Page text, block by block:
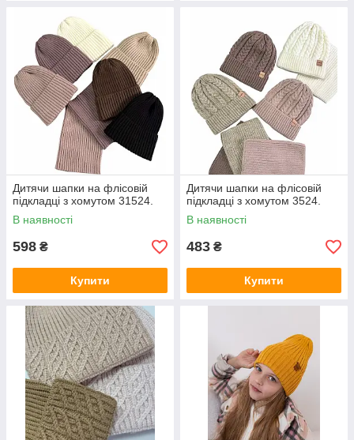
Дитячи шапки на флісовій
підкладці з хомутом 31524.
В наявності
598 ₴
Купити
Дитячи шапки на флісовій
підкладці з хомутом 3524.
В наявності
483 ₴
Купити